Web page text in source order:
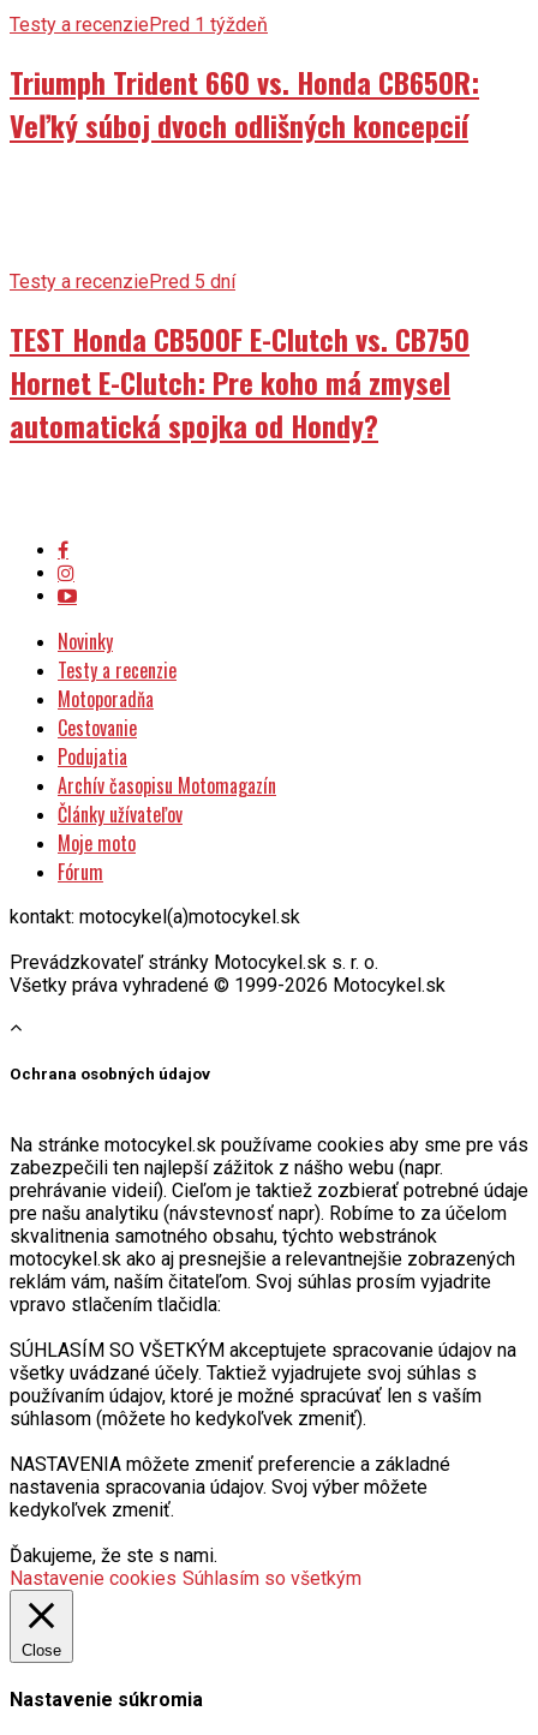
Testy a recenziePred 1 týždeň
Triumph Trident 660 vs. Honda CB650R:
Veľký súboj dvoch odlišných koncepcií
Testy a recenziePred 5 dní
TEST Honda CB500F E-Clutch vs. CB750
Hornet E-Clutch: Pre koho má zmysel
automatická spojka od Hondy?
Novinky
Testy a recenzie
Motoporadňa
Cestovanie
Podujatia
Archív časopisu Motomagazín
Články užívateľov
Moje moto
Fórum
kontakt: motocykel(a)motocykel.sk
Prevádzkovateľ stránky Motocykel.sk s. r. o.
Všetky práva vyhradené © 1999-2026 Motocykel.sk
Ochrana osobných údajov
Na stránke motocykel.sk používame cookies aby sme pre vás
zabezpečili ten najlepší zážitok z nášho webu (napr.
prehrávanie videií). Cieľom je taktiež zozbierať potrebné údaje
pre našu analytiku (návstevnosť napr). Robíme to za účelom
skvalitnenia samotného obsahu, týchto webstránok
motocykel.sk ako aj presnejšie a relevantnejšie zobrazených
reklám vám, naším čitateľom. Svoj súhlas prosím vyjadrite
vpravo stlačením tlačidla:
SÚHLASÍM SO VŠETKÝM akceptujete spracovanie údajov na
všetky uvádzané účely. Taktiež vyjadrujete svoj súhlas s
používaním údajov, ktoré je možné spracúvať len s vaším
súhlasom (môžete ho kedykoľvek zmeniť).
NASTAVENIA môžete zmeniť preferencie a základné
nastavenia spracovania údajov. Svoj výber môžete
kedykoľvek zmeniť.
Ďakujeme, že ste s nami.
Nastavenie cookies Súhlasím so všetkým
Close
Nastavenie súkromia